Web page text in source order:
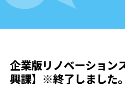
企業版リノベーション
興課】※終了しました。